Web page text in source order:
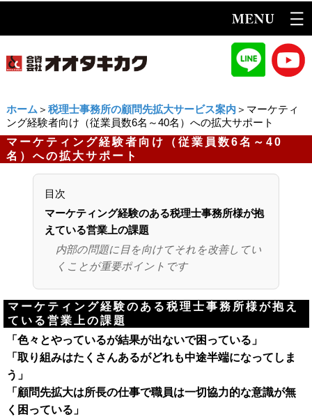
ホーム ＞ 税理士事務所の顧問先拡大サービス案内 ＞マーケティ
ング経験者向け（従業員数6名～40名）への拡大サポート
マーケティング経験者向け（従業員数6名～40
名）への拡大サポート
目次
マーケティング経験のある税理士事務所様が抱
えている営業上の課題
内部の問題に目を向けてそれを改善してい
くことが重要ポイントです
マーケティング経験のある税理士事務所様が抱え
ている営業上の課題
「色々とやっているが結果が出ないで困っている」
「取り組みはたくさんあるがどれも中途半端になってしま
う」
「顧問先拡大は所長の仕事で職員は一切協力的な意識が無
く困っている」